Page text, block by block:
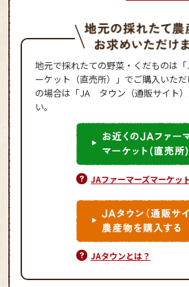
地元で採れたての野菜・くだものは
ーケット（直売所）」でご購入いた
の場合は「JA タウン（通販サイト
い。
JAファーマーズマーケッ
JAタウンとは？